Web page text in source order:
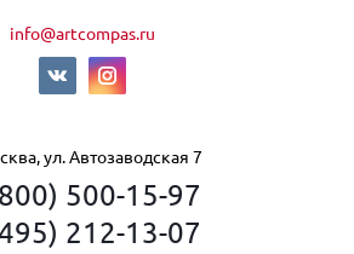
info@artcompas.ru
ул. Автозаводская 7
500-15-97
212-13-07